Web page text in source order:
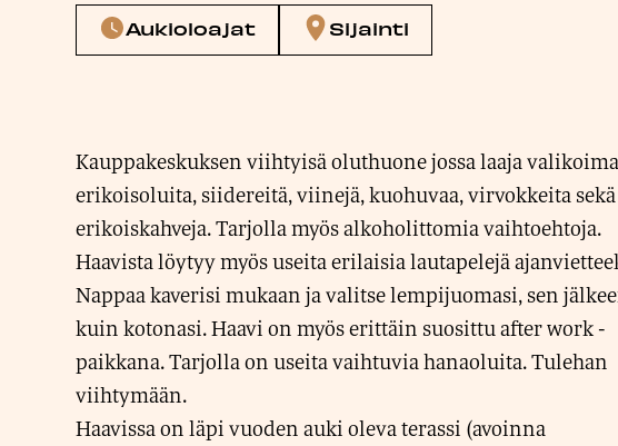
Aukioloajat Sijainti
Kauppakeskuksen viihtyisä oluthuone jossa laaja valikoima
erikoisoluita, siidereitä, viinejä, kuohuvaa, virvokkeita sekä
erikoiskahveja. Tarjolla myös alkoholittomia vaihtoehtoja.
Haavista löytyy myös useita erilaisia lautapelejä
Nappaa kaverisi mukaan ja valitse lempijuomasi, sen
kuin kotonasi. Haavi on myös erittäin suosittu after work -
paikkana. Tarjolla on useita vaihtuvia hanaoluita. Tulehan
viihtymään.
Haavissa on läpi vuoden auki oleva terassi (avoinna